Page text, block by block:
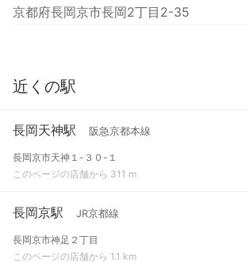
京都府長岡京市長岡2丁目2-35
近くの駅
長岡天神駅 阪急京都本線
長岡京市天神１-３０-１
このページの店舗から 311 m
長岡京駅 JR京都線
長岡京市神足２丁目
このページの店舗から 1.1 km